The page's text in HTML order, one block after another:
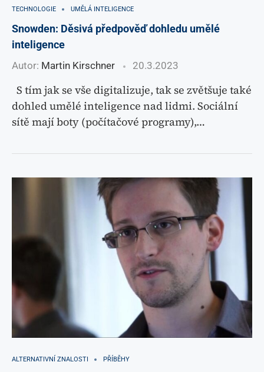
TECHNOLOGIE UMĚLÁ INTELIGENCE
Snowden: Děsivá předpověď dohledu umělé
inteligence
Autor: Martin Kirschner 20.3.2023
S tím jak se vše digitalizuje, tak se zvětšuje také
dohled umělé inteligence nad lidmi. Sociální
sítě mají boty (počítačové programy),…
ALTERNATIVNÍ ZNALOSTI PŘÍBĚHY